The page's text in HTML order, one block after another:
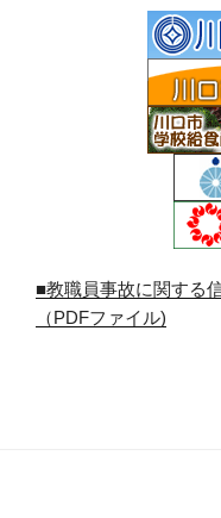
■教職員事故に関する
（PDFファイル)